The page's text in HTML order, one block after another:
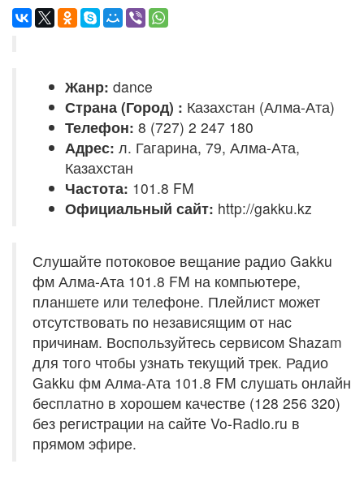
Жанр: dance
Страна (Город) : Казахстан (Алма-Ата)
Телефон: 8 (727) 2 247 180
Адрес: л. Гагарина, 79, Алма-Ата,
Казахстан
Частота: 101.8 FM
Официальный сайт: http://gakku.kz
Слушайте потоковое вещание радио Gakku
фм Алма-Ата 101.8 FM на компьютере,
планшете или телефоне. Плейлист может
отсутствовать по независящим от нас
причинам. Воспользуйтесь сервисом Shazam
для того чтобы узнать текущий трек. Радио
Gakku фм Алма-Ата 101.8 FM слушать онлайн
бесплатно в хорошем качестве (128 256 320)
без регистрации на сайте Vo-Radio.ru в
прямом эфире.